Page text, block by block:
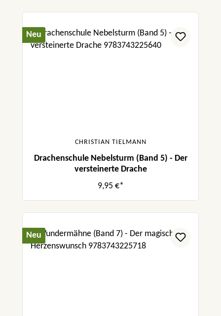
Neu
CHRISTIAN TIELMANN
Drachenschule Nebelsturm (Band 5) - Der
versteinerte Drache
9,95 €*
Neu